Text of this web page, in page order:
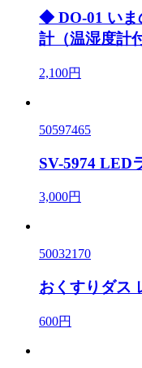
◆ DO-01 いま
計（温湿度計
2,100円
50597465
SV-5974 LED
3,000円
50032170
おくすりダス
600円